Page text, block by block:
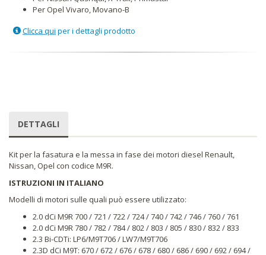
Per Opel Vivaro, Movano-B
Clicca qui per i dettagli prodotto
DETTAGLI
Kit per la fasatura e la messa in fase dei motori diesel Renault,
Nissan, Opel con codice M9R.
ISTRUZIONI IN ITALIANO
Modelli di motori sulle quali può essere utilizzato:
2.0 dCi M9R 700 / 721 / 722 / 724 / 740 / 742 / 746 / 760 / 761
2.0 dCi M9R 780 / 782 / 784 / 802 / 803 / 805 / 830 / 832 / 833
2.3 Bi-CDTi: LP6/M9T706 / LW7/M9T706
2.3D dCi M9T: 670 / 672 / 676 / 678 / 680 / 686 / 690 / 692 / 694 /